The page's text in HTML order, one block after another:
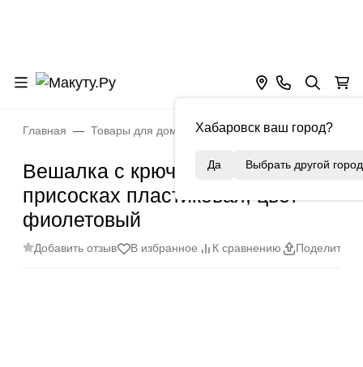
Хабаровск ваш город?
Да Выбрать другой город
Главная Товары для дома Уборка и организация
Вешалка с крючками на
присосках пластиковая, цвет
фиолетовый
Добавить отзыв В избранное К сравнению Поделиться